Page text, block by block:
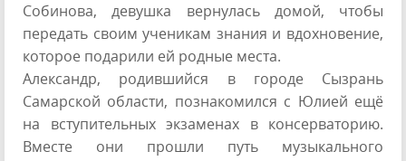
Собинова, девушка вернулась домой, чтобы
передать своим ученикам знания и вдохновение,
которое подарили ей родные места.
Александр, родившийся в городе Сызрань
Самарской области, познакомился с Юлией ещё
на вступительных экзаменах в консерваторию.
Вместе они прошли путь музыкального